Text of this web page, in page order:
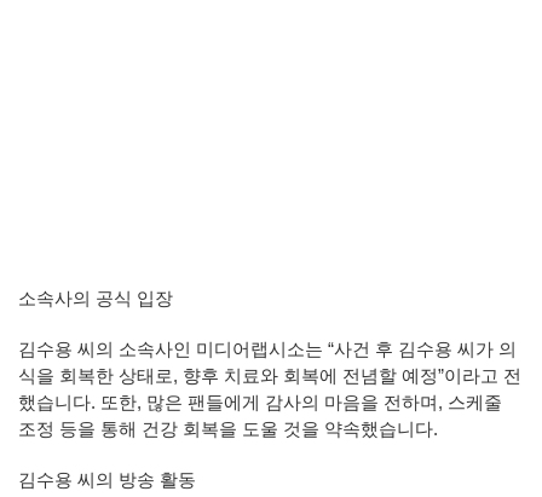
소속사의 공식 입장
김수용 씨의 소속사인 미디어랩시소는 “사건 후 김수용 씨가 의
식을 회복한 상태로, 향후 치료와 회복에 전념할 예정”이라고 전
했습니다. 또한, 많은 팬들에게 감사의 마음을 전하며, 스케줄
조정 등을 통해 건강 회복을 도울 것을 약속했습니다.
김수용 씨의 방송 활동